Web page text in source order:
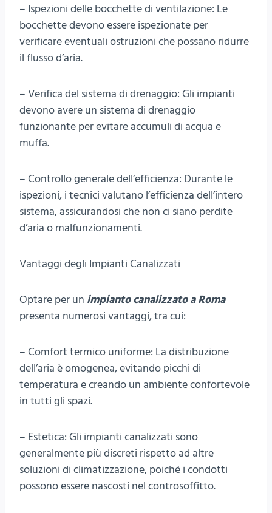
– Ispezioni delle bocchette di ventilazione: Le
bocchette devono essere ispezionate per
verificare eventuali ostruzioni che possano ridurre
il flusso d’aria.
– Verifica del sistema di drenaggio: Gli impianti
devono avere un sistema di drenaggio
funzionante per evitare accumuli di acqua e
muffa.
– Controllo generale dell’efficienza: Durante le
ispezioni, i tecnici valutano l’efficienza dell’intero
sistema, assicurandosi che non ci siano perdite
d’aria o malfunzionamenti.
Vantaggi degli Impianti Canalizzati
Optare per un impianto canalizzato a Roma
presenta numerosi vantaggi, tra cui:
– Comfort termico uniforme: La distribuzione
dell’aria è omogenea, evitando picchi di
temperatura e creando un ambiente confortevole
in tutti gli spazi.
– Estetica: Gli impianti canalizzati sono
generalmente più discreti rispetto ad altre
soluzioni di climatizzazione, poiché i condotti
possono essere nascosti nel controsoffitto.